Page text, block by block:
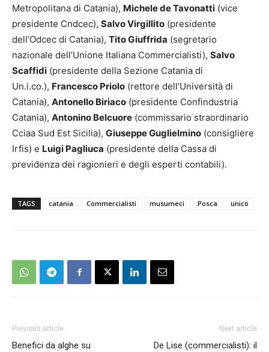
Metropolitana di Catania), Michele de Tavonatti (vice
presidente Cndcec), Salvo Virgillito (presidente
dell’Odcec di Catania), Tito Giuffrida (segretario
nazionale dell’Unione Italiana Commercialisti), Salvo
Scaffidi (presidente della Sezione Catania di
Un.i.co.), Francesco Priolo (rettore dell’Università di
Catania), Antonello Biriaco (presidente Confindustria
Catania), Antonino Belcuore (commissario straordinario
Cciaa Sud Est Sicilia), Giuseppe Guglielmino (consigliere
Irfis) e Luigi Pagliuca (presidente della Cassa di
previdenza dei ragionieri e degli esperti contabili).
TAGS catania Commercialisti musumeci Posca unico
Previous article
Benefici da alghe su
Next article
De Lise (commercialisti): il